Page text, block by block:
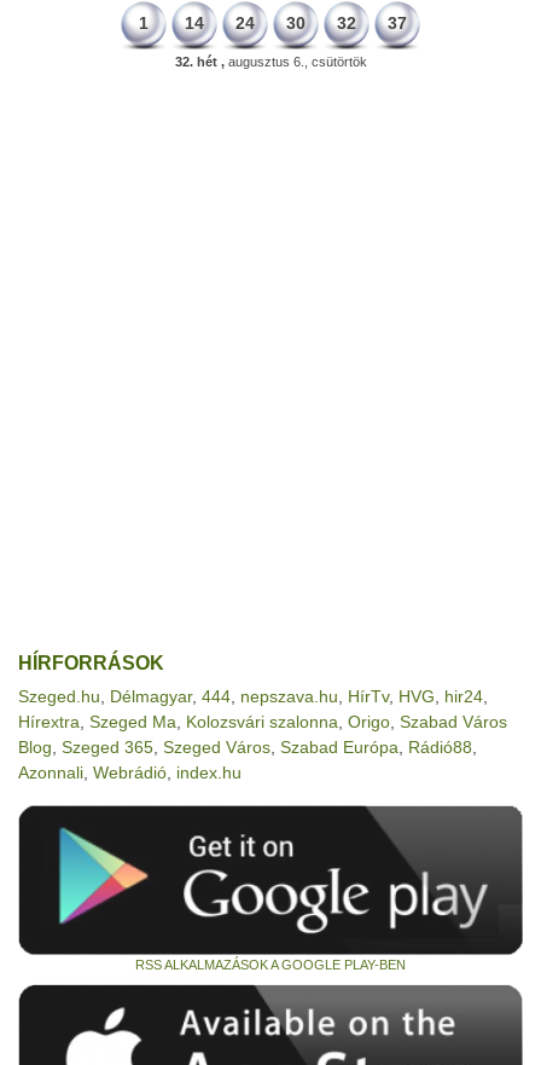
1 14 24 30 32 37
32. hét ,augusztus 6., csütörtök
HÍRFORRÁSOK
Szeged.hu Délmagyar, 444 nepszava.hu HírTv, HVG hir24
Hírextra Szeged Ma Kolozsvári szalonna Origo Szabad Város
Blog Szeged 365 Szeged Város Szabad Európa Rádió88
Azonnali Webrádió index.hu
RSS ALKALMAZÁSOK A GOOGLE PLAY-BEN